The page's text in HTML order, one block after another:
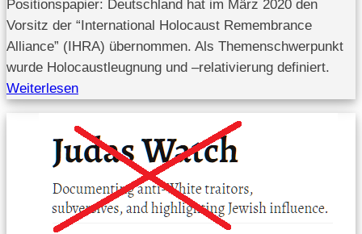
Positionspapier: Deutschland hat im März 2020 den
Vorsitz der “International Holocaust Remembrance
Alliance” (IHRA) übernommen. Als Themenschwerpunkt
wurde Holocaustleugnung und –relativierung definiert.
Weiterlesen